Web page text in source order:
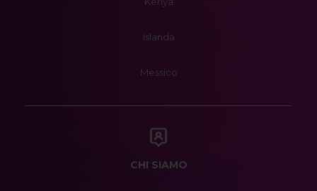
Islanda
Messico
CHI SIAMO